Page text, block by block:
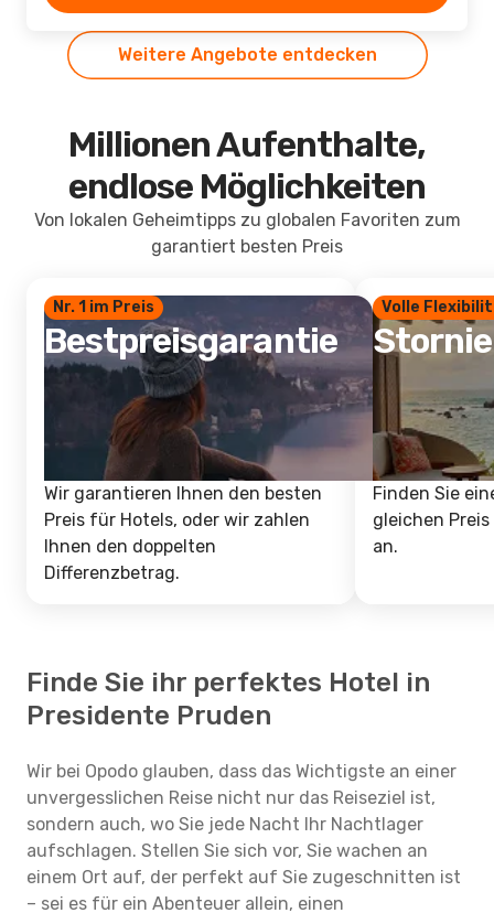
Weitere Angebote entdecken
Millionen Aufenthalte,
endlose Möglichkeiten
Von lokalen Geheimtipps zu globalen Favoriten zum
garantiert besten Preis
Nr. 1 im Preis
Bestpreisgarantie
Wir garantieren Ihnen den besten
Preis für Hotels, oder wir zahlen
Ihnen den doppelten
Differenzbetrag.
Volle
Finden Sie
gleichen
an.
Finde Sie ihr perfektes Hotel in
Presidente Pruden
Wir bei Opodo glauben, dass das Wichtigste an einer
unvergesslichen Reise nicht nur das Reiseziel ist,
sondern auch, wo Sie jede Nacht Ihr Nachtlager
aufschlagen. Stellen Sie sich vor, Sie wachen an
einem Ort auf, der perfekt auf Sie zugeschnitten ist
– sei es für ein Abenteuer allein, einen